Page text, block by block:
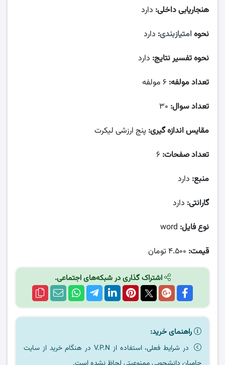
هنجاریابی داخلی: دارد
نحوهامتیازبندی: دارد
نحوه تفسیر نتایج: دارد
تعداد مولفه:
تعداد سوال:
مقایس اندازه گیری: پنج ارزشی لیکرت
تعداد صفحات:
منبع: دارد
گارانتی: دارد
نوع فایل:
قیمت:
اشتراک گذاری در شبکه‌های اجتماعی.
راهنمای خرید:
در شرایط فعلی، استفاده از V.P.N در هنگام خرید از سایت